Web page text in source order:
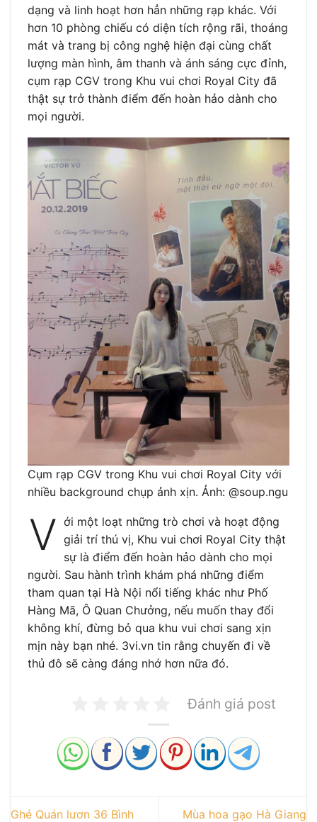
dạng và linh hoạt hơn hẳn những rạp khác. Với
hơn 10 phòng chiếu có diện tích rộng rãi, thoáng
mát và trang bị công nghệ hiện đại cùng chất
lượng màn hình, âm thanh và ánh sáng cực đỉnh,
cụm rạp CGV trong Khu vui chơi Royal City đã
thật sự trở thành điểm đến hoàn hảo dành cho
mọi người.
Cụm rạp CGV trong Khu vui chơi Royal City với
nhiều background chụp ảnh xịn. Ảnh: @soup.ngu
V ới một loạt những trò chơi và hoạt động
giải trí thú vị, Khu vui chơi Royal City thật
sự là điểm đến hoàn hảo dành cho mọi
người. Sau hành trình khám phá những điểm
tham quan tại Hà Nội nổi tiếng khác như Phố
Hàng Mã, Ô Quan Chưởng, nếu muốn thay đổi
không khí, đừng bỏ qua khu vui chơi sang xịn
mịn này bạn nhé. 3vi.vn tin rằng chuyến đi về
thủ đô sẽ càng đáng nhớ hơn nữa đó.
Đánh giá post
Ghé Quán lươn 36 Bình
Mùa hoa gạo Hà Giang